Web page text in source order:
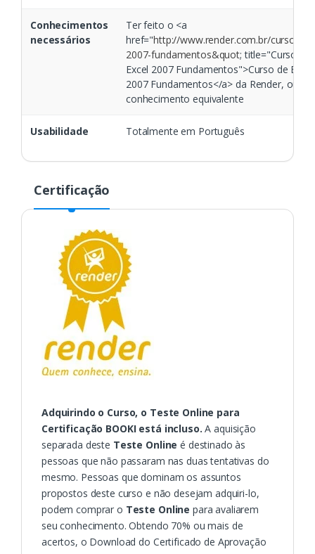
Conhecimentos
necessários
Ter feito o <a
href="http://www.render.com.br/curso/
2007-fundamentos&quot; title="Curso de
Excel 2007 Fundamentos">Curso de Excel
2007 Fundamentos</a> da Render, ou ter
conhecimento equivalente
Usabilidade Totalmente em Português
Certificação
Adquirindo o Curso, o Teste Online para
Certificação BOOKI está incluso. A aquisição
separada deste Teste Online é destinado às
pessoas que não passaram nas duas tentativas do
mesmo. Pessoas que dominam os assuntos
propostos deste curso e não desejam adquiri-lo,
podem comprar o Teste Online para avaliarem
seu conhecimento. Obtendo 70% ou mais de
acertos, o Download do Certificado de Aprovação